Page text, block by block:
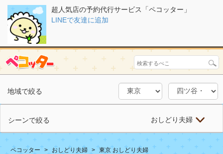
超人気店の予約代行サービス「ペコッター」
LINEで友達に追加
地域で絞る
シーンで絞る おしどり夫婦
ペコッター おしどり夫婦
東京 おしどり夫婦